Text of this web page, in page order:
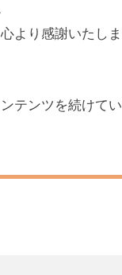
より感謝いたしま
テンツを続けてい